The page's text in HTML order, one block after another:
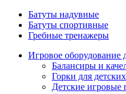
Батуты надувные
Батуты спортивные
Гребные тренажеры
Игровое оборудование
Балансиры и
Горки для
Детские игровые